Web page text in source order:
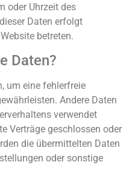
oder Uhrzeit des
Daten erfolgt
betreten.
Daten?
um eine fehlerfreie
Andere Daten
verwendet
Verträge geschlossen oder
die übermittelten Daten
oder sonstige